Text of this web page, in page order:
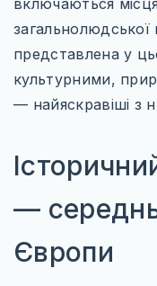
ПІВНІЧНА
США
ПІВДЕННА
БРАЗИЛІЯ
включаються
загальнолюдської
представлена у
культурними,
— найяскравіші з
—
Європи